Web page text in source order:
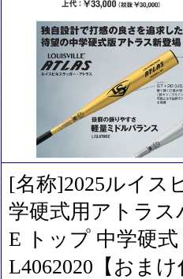
[名称]2025ルイス
学硬式用アトラス
E トップ 中学硬式
L4062020【おま